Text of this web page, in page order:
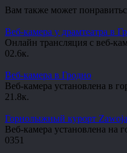
Вам также может
Веб-камера у драмтеатра в
Онлайн трансляция с веб-
02.6к.
Веб-камера в Гродно
Веб-камера установлена в
21.8к.
Горнолыжный курорт
Веб-камера установлена на
0351